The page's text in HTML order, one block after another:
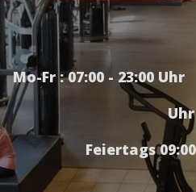
Mo-Fr : 07:00 - 23:00
Uhr
Feiertags